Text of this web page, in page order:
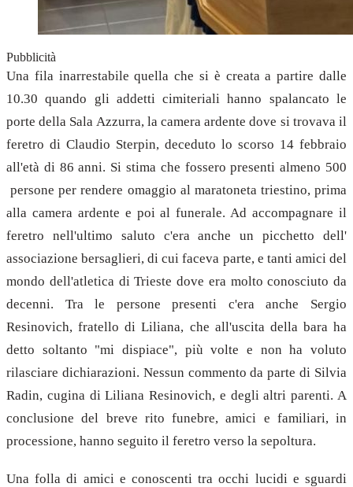
Pubblicità
Una fila inarrestabile quella che si è creata a partire dalle
10.30 quando gli addetti cimiteriali hanno spalancato le
porte della Sala Azzurra, la camera ardente dove si trovava il
feretro di Claudio Sterpin, deceduto lo scorso 14 febbraio
all'età di 86 anni. Si stima che fossero presenti almeno 500
persone per rendere omaggio al maratoneta triestino, prima
alla camera ardente e poi al funerale. Ad accompagnare il
feretro nell'ultimo saluto c'era anche un picchetto dell'
associazione bersaglieri, di cui faceva parte, e tanti amici del
mondo dell'atletica di Trieste dove era molto conosciuto da
decenni. Tra le persone presenti c'era anche Sergio
Resinovich, fratello di Liliana, che all'uscita della bara ha
detto soltanto "mi dispiace", più volte e non ha voluto
rilasciare dichiarazioni. Nessun commento da parte di Silvia
Radin, cugina di Liliana Resinovich, e degli altri parenti. A
conclusione del breve rito funebre, amici e familiari, in
processione, hanno seguito il feretro verso la sepoltura.
Una folla di amici e conoscenti tra occhi lucidi e sguardi